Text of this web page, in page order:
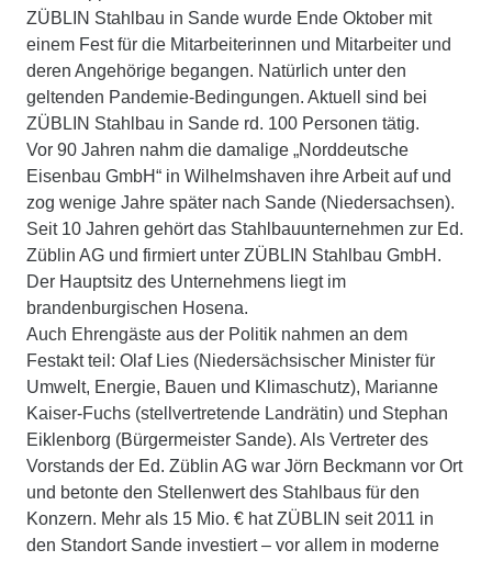
ZÜBLIN Stahlbau in Sande wurde Ende Oktober mit
einem Fest für die Mitarbeiterinnen und Mitarbeiter und
deren Angehörige begangen. Natürlich unter den
geltenden Pandemie-Bedingungen. Aktuell sind bei
ZÜBLIN Stahlbau in Sande rd. 100 Personen tätig.
Vor 90 Jahren nahm die damalige „Norddeutsche
Eisenbau GmbH“ in Wilhelmshaven ihre Arbeit auf und
zog wenige Jahre später nach Sande (Niedersachsen).
Seit 10 Jahren gehört das Stahlbauunternehmen zur Ed.
Züblin AG und firmiert unter ZÜBLIN Stahlbau GmbH.
Der Hauptsitz des Unternehmens liegt im
brandenburgischen Hosena.
Auch Ehrengäste aus der Politik nahmen an dem
Festakt teil: Olaf Lies (Niedersächsischer Minister für
Umwelt, Energie, Bauen und Klimaschutz), Marianne
Kaiser-Fuchs (stellvertretende Landrätin) und Stephan
Eiklenborg (Bürgermeister Sande). Als Vertreter des
Vorstands der Ed. Züblin AG war Jörn Beckmann vor Ort
und betonte den Stellenwert des Stahlbaus für den
Konzern. Mehr als 15 Mio. € hat ZÜBLIN seit 2011 in
den Standort Sande investiert – vor allem in moderne